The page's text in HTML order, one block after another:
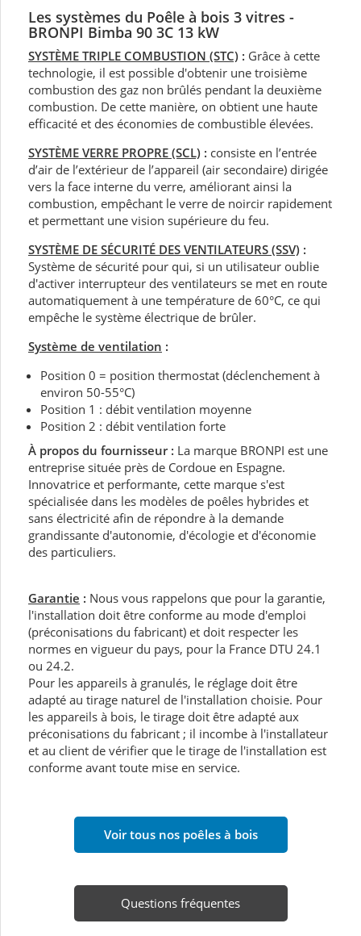
Les systèmes du Poêle à bois 3 vitres -
BRONPI Bimba 90 3C 13 kW
SYSTÈME TRIPLE COMBUSTION (STC) : Grâce à cette
technologie, il est possible d'obtenir une troisième
combustion des gaz non brûlés pendant la deuxième
combustion. De cette manière, on obtient une haute
efficacité et des économies de combustible élevées.
SYSTÈME VERRE PROPRE (SCL) : consiste en l’entrée
d’air de l’extérieur de l’appareil (air secondaire) dirigée
vers la face interne du verre, améliorant ainsi la
combustion, empêchant le verre de noircir rapidement
et permettant une vision supérieure du feu.
SYSTÈME DE SÉCURITÉ DES VENTILATEURS (SSV) :
Système de sécurité pour qui, si un utilisateur oublie
d'activer interrupteur des ventilateurs se met en route
automatiquement à une température de 60°C, ce qui
empêche le système électrique de brûler.
Système de ventilation :
Position 0 = position thermostat (déclenchement à
environ 50-55°C)
Position 1 : débit ventilation moyenne
Position 2 : débit ventilation forte
À propos du fournisseur : La marque BRONPI est une
entreprise située près de Cordoue en Espagne.
Innovatrice et performante, cette marque s'est
spécialisée dans les modèles de poêles hybrides et
sans électricité afin de répondre à la demande
grandissante d'autonomie, d'écologie et d'économie
des particuliers.
Garantie : Nous vous rappelons que pour la garantie,
l'installation doit être conforme au mode d'emploi
(préconisations du fabricant) et doit respecter les
normes en vigueur du pays, pour la France DTU 24.1
ou 24.2.
Pour les appareils à granulés, le réglage doit être
adapté au tirage naturel de l'installation choisie. Pour
les appareils à bois, le tirage doit être adapté aux
préconisations du fabricant ; il incombe à l'installateur
et au client de vérifier que le tirage de l'installation est
conforme avant toute mise en service.
Voir tous nos poêles à bois
Questions fréquentes